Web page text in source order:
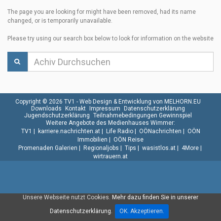
The page you are looking for might have been removed, had its name
changed, or is temporarily unavailable.
Please try using our search box below to look for information on the website
Unsere Webseite nutzt Cookies. Mehr dazu finden Sie in unserer
Datenschutzerklärung.
OK. Akzeptieren.
Copyright © 2026 TV1 - Web Design & Entwicklung von MELHORN.EU
Downloads
Kontakt Impressum
Datenschutzerklärung
Jugendschutzerklärung Teilnahmebedingungen Gewinnspiel
Weitere Angebote des Medienhauses Wimmer:
TV1
karriere.nachrichten.at| Life Radio| OÖNachrichten
OÖN
Immobilien
OÖN Reise
Promenaden Galerien
Regionaljobs Tips wasistlos.at| 4More|
wirtrauern.at